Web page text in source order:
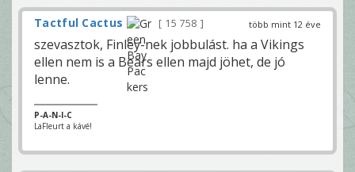
több mint 12 éve
Tactful Cactus 15 758
szevasztok, Finley-nek jobbulást. ha a Vikings
ellen nem is a Bears ellen majd jöhet, de jó
lenne.
P-A-N-I-C
LaFleurt a kávé!